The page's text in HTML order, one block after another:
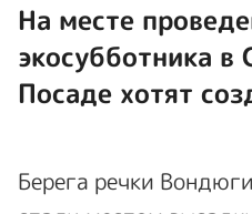
На месте
экосубботника в
Посаде хотят
Берега речки